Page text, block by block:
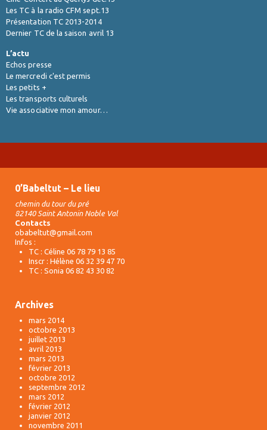
Les TC à la radio CFM sept.13
Présentation TC 2013-2014
Dernier TC de la saison avril 13
L’actu
Echos presse
Le mercredi c'est permis
Les petits +
Les transports culturels
Vie associative mon amour…
0’Babeltut – Le lieu
chemin du tour du pré
82140 Saint Antonin Noble Val
Contacts
obabeltut@gmail.com
Infos :
TC : Céline 06 78 79 13 85
Inscr : Hélène 06 32 39 47 70
TC : Sonia 06 82 43 30 82
Archives
mars 2014
octobre 2013
juillet 2013
avril 2013
mars 2013
février 2013
octobre 2012
septembre 2012
mars 2012
février 2012
janvier 2012
novembre 2011